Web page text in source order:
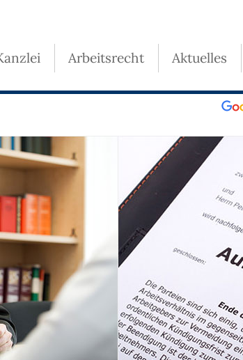
Arbeitsrecht Aktuelles